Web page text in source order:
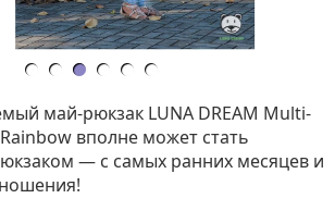
май-рюкзак LUNA DREAM Multi-
вполне может стать
— с самых ранних месяцев и